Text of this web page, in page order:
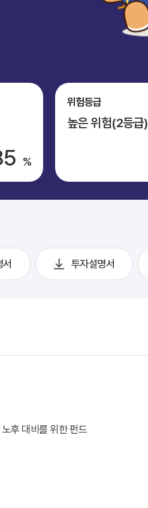
%
위험등급
높은 위험(2등급)
투자설명서
후 대비를 위한 펀드